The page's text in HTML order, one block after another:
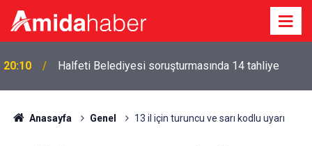
20:10 Halfeti Belediyesi soruşturmasında 14 tahliye
Anasayfa Genel 13 il için turuncu ve sarı kodlu uyarı